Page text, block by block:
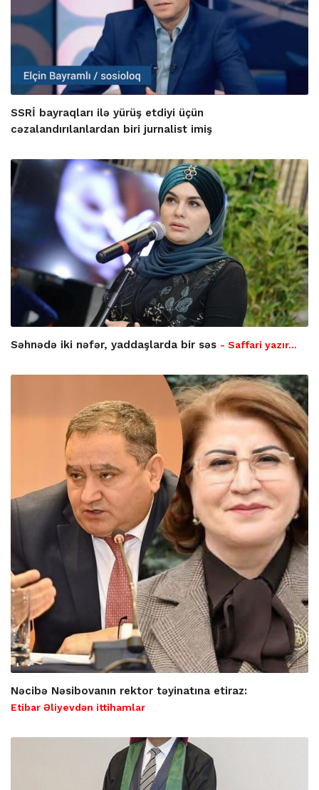
SSRİ bayraqları ilə yürüş etdiyi üçün
cəzalandırılanlardan biri jurnalist imiş
Səhnədə iki nəfər, yaddaşlarda bir səs - Saffari yazır…
Nəcibə Nəsibovanın rektor təyinatına etiraz:
Etibar Əliyevdən ittihamlar